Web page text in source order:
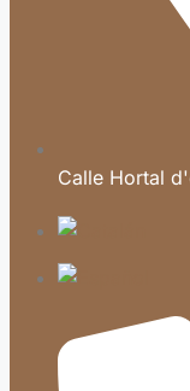
Calle Hortal